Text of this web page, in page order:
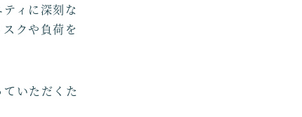
ィに深刻な
クや負荷を
いただくた